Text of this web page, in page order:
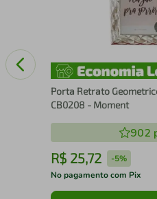
Porta Retrato
CB0208 - Moment
902
R$ 25,72 -5%
No pagamento com Pix